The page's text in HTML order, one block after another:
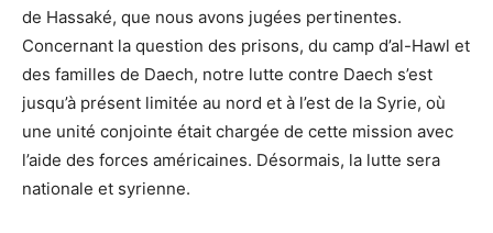
de Hassaké, que nous avons jugées pertinentes.
Concernant la question des prisons, du camp d’al-Hawl et
des familles de Daech, notre lutte contre Daech s’est
jusqu’à présent limitée au nord et à l’est de la Syrie, où
une unité conjointe était chargée de cette mission avec
l’aide des forces américaines. Désormais, la lutte sera
nationale et syrienne.